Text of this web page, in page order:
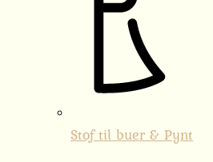
Stof til buer & Pynt